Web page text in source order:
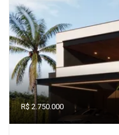
R$ 2.750.000